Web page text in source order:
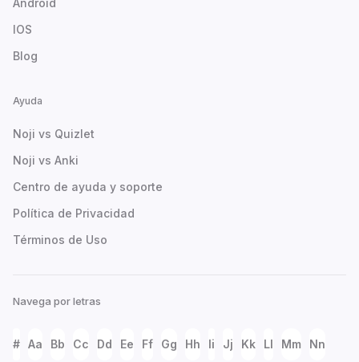
IOS
Blog
Ayuda
Noji vs Quizlet
Noji vs Anki
Centro de ayuda y soporte
Política de Privacidad
Términos de Uso
Navega por letras
# Aa Bb Cc Dd Ee Ff Gg Hh Ii Jj Kk Ll Mm Nn